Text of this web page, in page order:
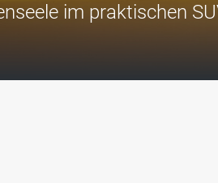
im praktischen